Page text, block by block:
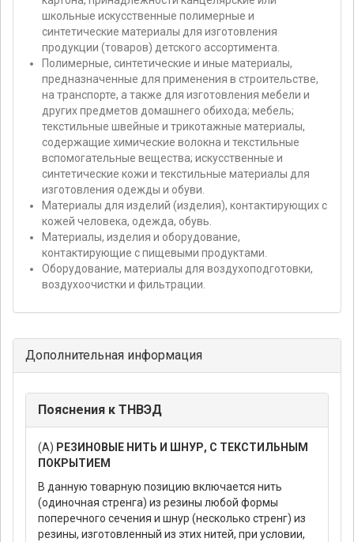
школьные искусственные полимерные и
синтетические материалы для изготовления
продукции (товаров) детского ассортимента.
Полимерные, синтетические и иные материалы,
предназначенные для применения в строительстве,
на транспорте, а также для изготовления мебели и
других предметов домашнего обихода; мебель;
текстильные швейные и трикотажные материалы,
содержащие химические волокна и текстильные
вспомогательные вещества; искусственные и
синтетические кожи и текстильные материалы для
изготовления одежды и обуви.
Материалы для изделий (изделия), контактирующих с
кожей человека, одежда, обувь.
Материалы, изделия и оборудование,
контактирующие с пищевыми продуктами.
Оборудование, материалы для воздухоподготовки,
воздухоочистки и фильтрации.
Дополнительная информация
Пояснения к ТНВЭД
(А) РЕЗИНОВЫЕ НИТЬ И ШНУР, С ТЕКСТИЛЬНЫМ
ПОКРЫТИЕМ
В данную товарную позицию включается нить
(одиночная стренга) из резины любой формы
поперечного сечения и шнур (несколько стренг) из
резины, изготовленный из этих нитей, при условии,